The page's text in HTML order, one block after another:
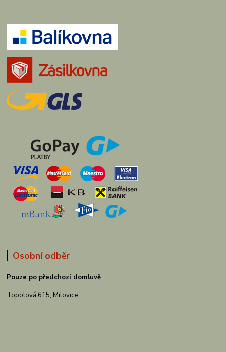
Osobní odběr
Pouze po předchozí domluvě :
Topolová 615, Milovice